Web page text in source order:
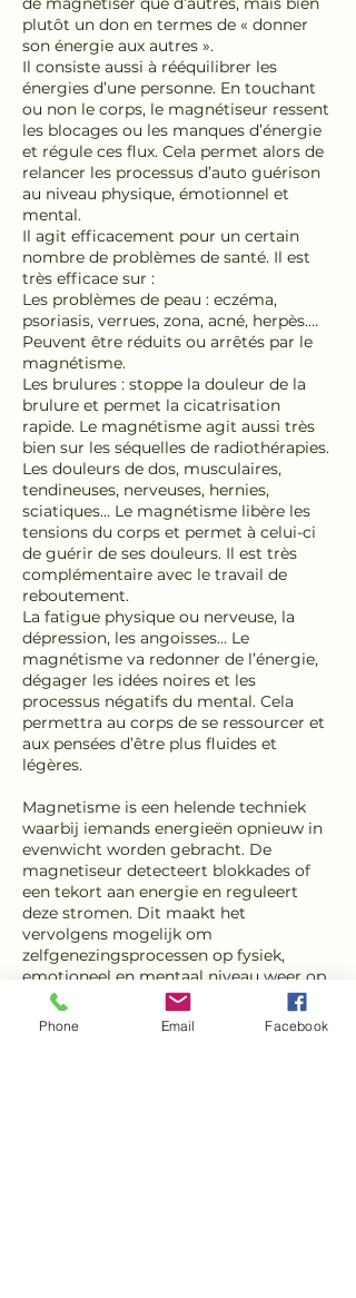
plutôt un don en termes de « donner
son énergie aux autres ».
Il consiste aussi à rééquilibrer les
énergies d’une personne. En touchant
ou non le corps, le magnétiseur ressent
les blocages ou les manques d’énergie
et régule ces flux. Cela permet alors de
relancer les processus d’auto guérison
au niveau physique, émotionnel et
mental.
Il agit efficacement pour un certain
nombre de problèmes de santé. Il est
très efficace sur :
Les problèmes de peau : eczéma,
psoriasis, verrues, zona, acné, herpès….
Peuvent être réduits ou arrêtés par le
magnétisme.
Les brulures : stoppe la douleur de la
brulure et permet la cicatrisation
rapide. Le magnétisme agit aussi très
bien sur les séquelles de radiothérapies.
Les douleurs de dos, musculaires,
tendineuses, nerveuses, hernies,
sciatiques… Le magnétisme libère les
tensions du corps et permet à celui-ci
de guérir de ses douleurs. Il est très
complémentaire avec le travail de
reboutement.
La fatigue physique ou nerveuse, la
dépression, les angoisses… Le
magnétisme va redonner de l’énergie,
dégager les idées noires et les
processus négatifs du mental. Cela
permettra au corps de se ressourcer et
aux pensées d’être plus fluides et
légères.
Magnetisme is een helende techniek
waarbij iemands energieën opnieuw in
evenwicht worden gebracht. De
magnetiseur detecteert blokkades of
een tekort aan energie en reguleert
deze stromen. Dit maakt het
vervolgens mogelijk om
zelfgenezingsprocessen op fysiek,
emotioneel en mentaal niveau weer op
gang te brengen.
Phone Email Facebook